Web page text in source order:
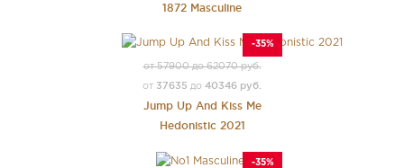
1872 Masculine
-35%
от 57900 до 62070 руб.
от 37635 до 40346 руб.
Jump Up And Kiss Me
Hedonistic 2021
-35%